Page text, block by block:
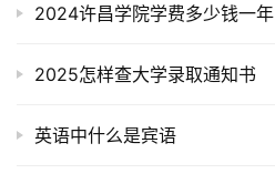
2024许昌学院学费多少钱一年
2025怎样查大学录取通知书
英语中什么是宾语